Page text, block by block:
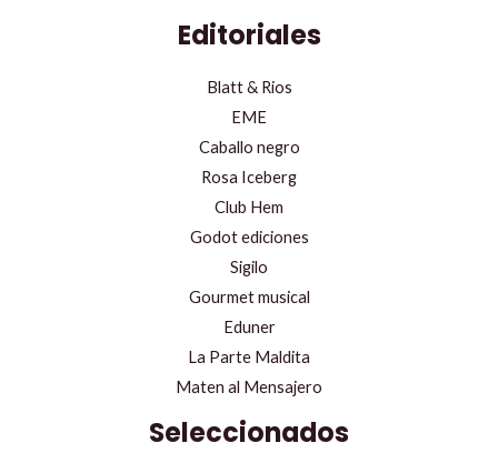
Editoriales
Blatt & Rios
EME
Caballo negro
Rosa Iceberg
Club Hem
Godot ediciones
Sigilo
Gourmet musical
Eduner
La Parte Maldita
Maten al Mensajero
Seleccionados